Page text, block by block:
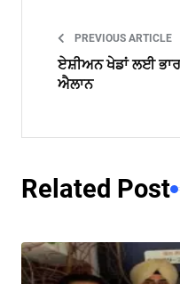
PREVIOUS ARTICLE
ਏਸ਼ੀਅਨ ਖੇਡਾਂ ਲਈ
ਐਲਾਨ
Related Post